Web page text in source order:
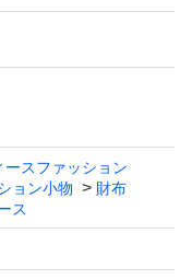
。
ースファッション
ョン小物
財布
ス